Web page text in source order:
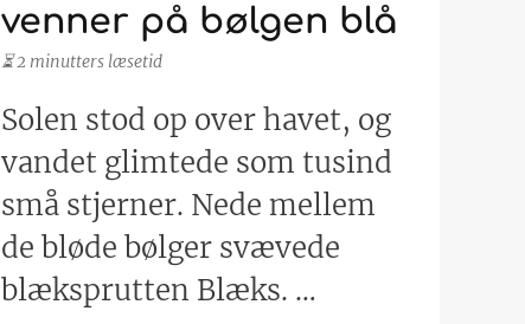
venner på bølgen blå
⏳ 2 minutters læsetid
Solen stod op over havet, og
vandet glimtede som tusind
små stjerner. Nede mellem
de bløde bølger svævede
blæksprutten Blæks. …